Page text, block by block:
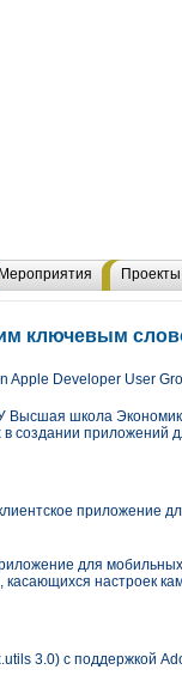
Мероприятия Проекты
ключевым
Apple Developer User
Высшая школа
создании
приложение
для
настроек
3.0) с поддержкой